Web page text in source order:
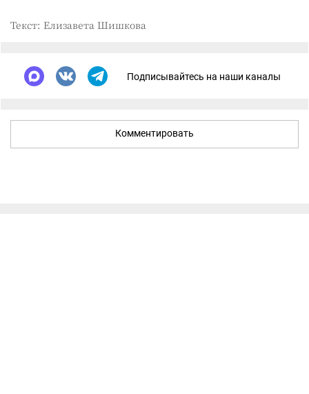
Текст: Елизавета Шишкова
Подписывайтесь на наши каналы
Комментировать